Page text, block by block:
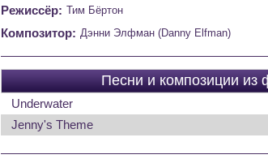
Режиссёр: Тим Бёртон
Композитор: Дэнни Элфман (Danny Elfman)
Песни и композиции из
Underwater
Jenny's Theme